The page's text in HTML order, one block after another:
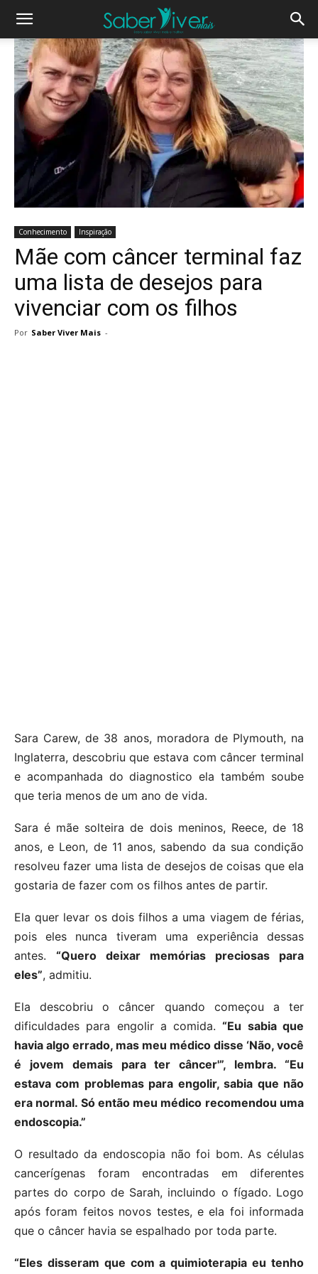
Conhecimento Inspiração
Mãe com câncer terminal faz
uma lista de desejos para
vivenciar com os filhos
Por Saber Viver Mais -
Sara Carew, de 38 anos, moradora de Plymouth, na
Inglaterra, descobriu que estava com câncer terminal
e acompanhada do diagnostico ela também soube
que teria menos de um ano de vida.
Sara é mãe solteira de dois meninos, Reece, de 18
anos, e Leon, de 11 anos, sabendo da sua condição
resolveu fazer uma lista de desejos de coisas que ela
gostaria de fazer com os filhos antes de partir.
Ela quer levar os dois filhos a uma viagem de férias,
pois eles nunca tiveram uma experiência dessas
antes. “Quero deixar memórias preciosas para
eles”, admitiu.
Ela descobriu o câncer quando começou a ter
dificuldades para engolir a comida.“Eu sabia que
havia algo errado, mas meu médico disse ‘Não, você
é jovem demais para ter câncer'”, lembra. “Eu
estava com problemas para engolir, sabia que não
era normal. Só então meu médico recomendou uma
endoscopia.”
O resultado da endoscopia não foi bom. As células
cancerígenas foram encontradas em diferentes
partes do corpo de Sarah, incluindo o fígado. Logo
após foram feitos novos testes, e ela foi informada
que o câncer havia se espalhado por toda parte.
“Eles disseram que com a quimioterapia eu tenho